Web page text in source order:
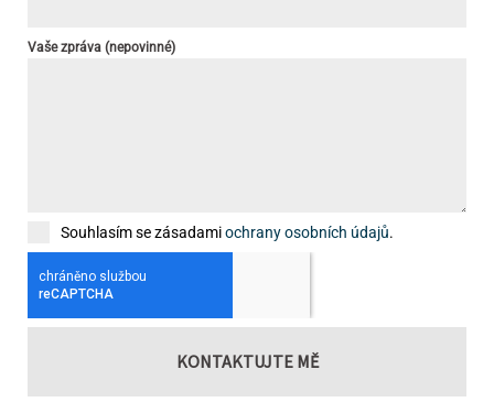
Vaše zpráva (nepovinné)
Souhlasím se zásadamiochrany osobních údajů.
KONTAKTUJTE MĚ